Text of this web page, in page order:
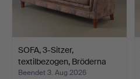
SOFA, 3-Sitzer,
textilbezogen, Bröderna
An…
Beendet 3. Aug 2026